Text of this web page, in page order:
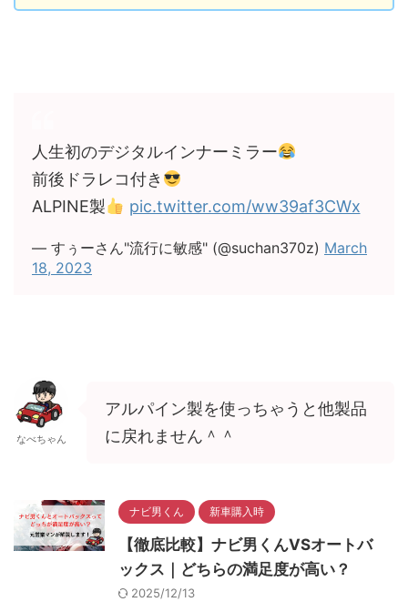
人生初のデジタルインナーミラー
前後ドラレコ付き
ALPINE製
pic.twitter.com/ww39af3CWx
— すぅーさん"流行に敏感" (@suchan370z) March
18, 2023
なべちゃん
アルパイン製を使っちゃうと他製品
に戻れません＾＾
ナビ男くん 新車購入時
【徹底比較】ナビ男くんVSオートバ
ックス｜どちらの満足度が高い？
2025/12/13